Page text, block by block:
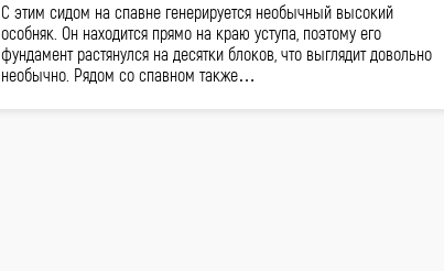
С этим сидом на спавне генерируется необычный высокий
особняк. Он находится прямо на краю уступа, поэтому его
фундамент растянулся на десятки блоков, что выглядит довольно
необычно. Рядом со спавном также…